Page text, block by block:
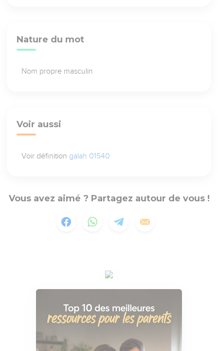
Nature du mot
Nom propre masculin
Voir aussi
Voir définition galah 01540
Vous avez aimé ? Partagez autour de vous !